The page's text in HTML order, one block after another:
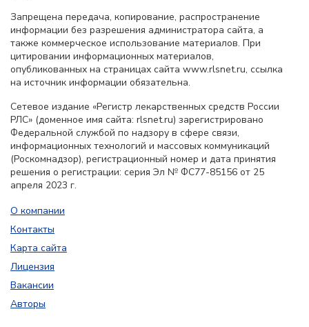
Запрещена передача, копирование, распространение
информации без разрешения администратора сайта, а
также коммерческое использование материалов. При
цитировании информационных материалов,
опубликованных на страницах сайта www.rlsnet.ru, ссылка
на источник информации обязательна.
Сетевое издание «Регистр лекарственных средств России
РЛС» (доменное имя сайта: rlsnet.ru) зарегистрировано
Федеральной службой по надзору в сфере связи,
информационных технологий и массовых коммуникаций
(Роскомнадзор), регистрационный номер и дата принятия
решения о регистрации: серия Эл № ФС77-85156 от 25
апреля 2023 г.
О компании
Контакты
Карта сайта
Лицензия
Вакансии
Авторы